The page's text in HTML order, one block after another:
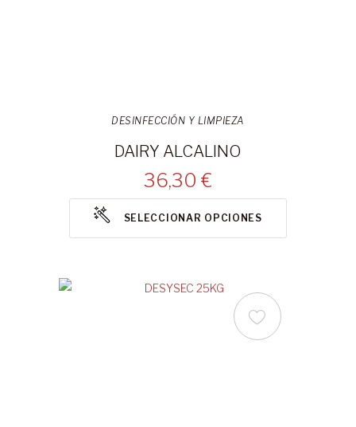
DESINFECCIÓN Y LIMPIEZA
DAIRY ALCALINO
36,30 €
SELECCIONAR OPCIONES